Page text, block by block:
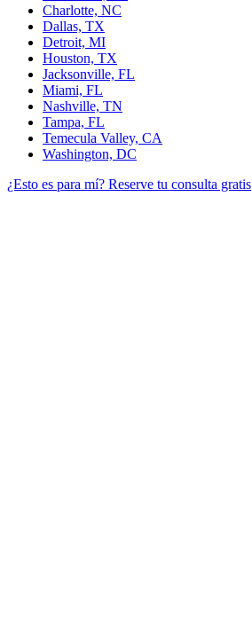
Charlotte, NC
Dallas, TX
Detroit, MI
Houston, TX
Jacksonville, FL
Miami, FL
Nashville, TN
Tampa, FL
Temecula Valley, CA
Washington, DC
¿Esto es para mí? Reserve tu consulta gratis